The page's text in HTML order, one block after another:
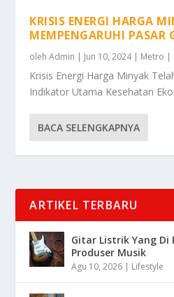
KRISIS ENERGI HARGA
MEMPENGARUHI PASAR
olehAdmin | Jun 10, 2024| Metro |
Krisis Energi Harga Minyak
Indikator Utama Kesehatan
BACA SELENGKAPNYA
ARTIKEL TERBARU
Gitar Listrik Yang Di
Produser Musik
Agu 10, 2026 | Lifestyle